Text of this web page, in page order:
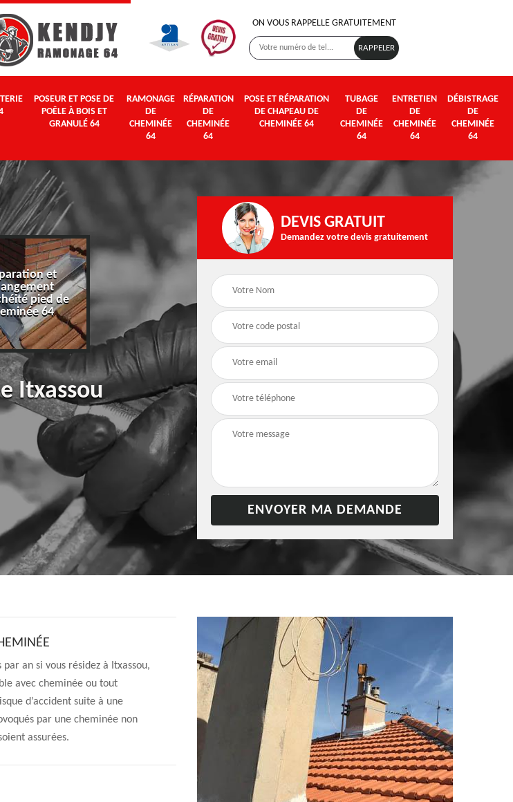
ON VOUS RAPPELLE GRATUITEMENT
POSEUR ET POSE DE
POÊLE À BOIS ET
GRANULÉ 64
RAMONAGE
DE
CHEMINÉE
64
RÉPARATION
DE
CHEMINÉE
64
POSE ET RÉPARATION
DE CHAPEAU DE
CHEMINÉE 64
TUBAGE
DE
CHEMINÉE
64
ENTRETIEN
DE
CHEMINÉE
64
DÉBISTRAGE
DE
CHEMINÉE
64
et
pied de
64
Ramonage 64
Poseur et pose de
poêle à bois et
Itxassou
DEVIS GRATUIT
Demandez votre devis gratuitement
an si vous résidez à Itxassou,
avec cheminée ou tout
d’accident suite à une
par une cheminée non
assurées.